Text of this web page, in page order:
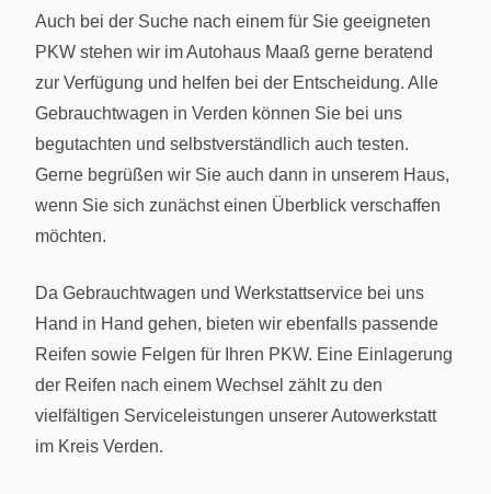
Auch bei der Suche nach einem für Sie geeigneten
PKW stehen wir im Autohaus Maaß gerne beratend
zur Verfügung und helfen bei der Entscheidung. Alle
Gebrauchtwagen in Verden können Sie bei uns
begutachten und selbstverständlich auch testen.
Gerne begrüßen wir Sie auch dann in unserem Haus,
wenn Sie sich zunächst einen Überblick verschaffen
möchten.
Da Gebrauchtwagen und Werkstattservice bei uns
Hand in Hand gehen, bieten wir ebenfalls passende
Reifen sowie Felgen für Ihren PKW. Eine Einlagerung
der Reifen nach einem Wechsel zählt zu den
vielfältigen Serviceleistungen unserer Autowerkstatt
im Kreis Verden.